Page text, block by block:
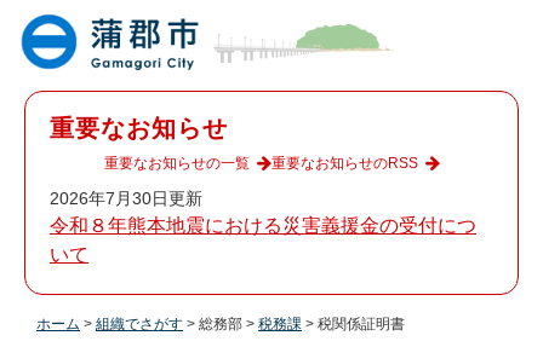
重要なお知らせ
2026年7月30日更新
令和８年熊本地震における災害義援金の受付につ
いて
重要なお知らせの一覧 重要なお知らせのRSS
ホーム > 組織でさがす > 総務部 > 税務課 > 税関係証明書